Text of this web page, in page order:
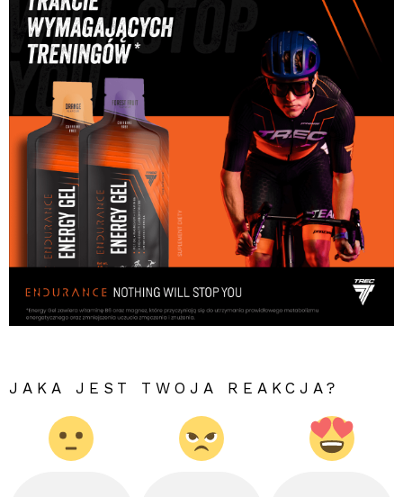
JAKA JEST TWOJA REAKCJA?